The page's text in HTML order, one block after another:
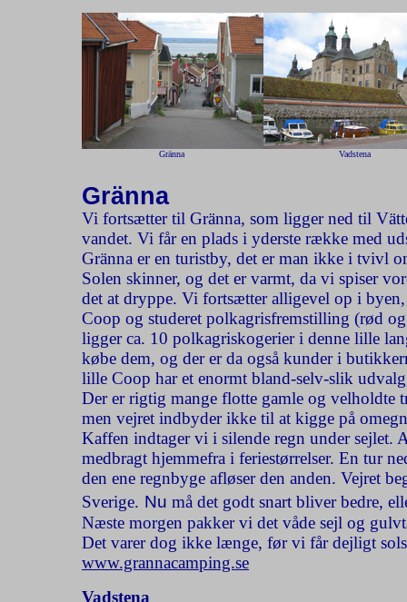
Gränna Vadstena
Gränna
Vi fortsætter til Gränna, som ligger ned til
vandet. Vi får en plads i yderste række med
Gränna er en turistby, det er man ikke i tvivl
Solen skinner, og det er varmt, da vi spiser
det at dryppe. Vi fortsætter alligevel op i
Coop og studeret polkagrisfremstilling (rød
ligger ca. 10 polkagriskogerier i denne lille
købe dem, og der er da også kunder i
lille Coop har et enormt bland-selv-slik
Der er rigtig mange flotte gamle og velholdte
men vejret indbyder ikke til at kigge på
Kaffen indtager vi i silende regn under
medbragt hjemmefra i feriestørrelser. En tur
den ene regnbyge afløser den anden. Vejret
Sverige. Nu må det godt snart bliver bedre,
Næste morgen pakker vi det våde sejl og
Det varer dog ikke længe, før vi får dejligt
www.grannacamping.se
Vadstena